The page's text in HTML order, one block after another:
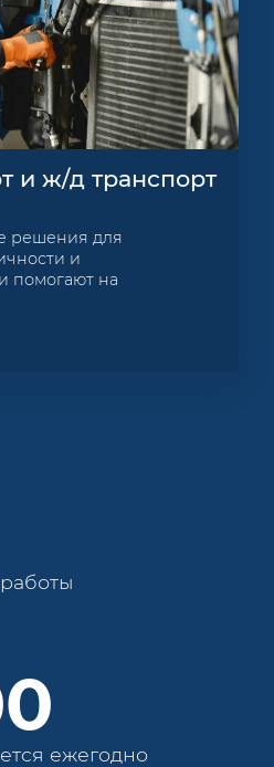
и ж/д транспорт
решения для
и
помогают на
ежегодно